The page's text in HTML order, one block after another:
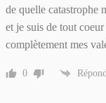
de quelle catastrophe
et je suis de tout
complètement mes
0